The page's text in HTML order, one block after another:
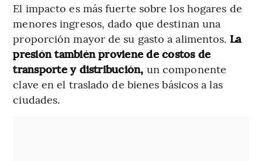
El impacto es más fuerte sobre los hogares de
menores ingresos, dado que destinan una
proporción mayor de su gasto a alimentos. La
presión también proviene de costos de
transporte y distribución, un componente
clave en el traslado de bienes básicos a las
ciudades.